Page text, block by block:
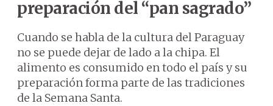
preparación del “pan sagrado”
Cuando se habla de la cultura del Paraguay
no se puede dejar de lado a la chipa. El
alimento es consumido en todo el país y su
preparación forma parte de las tradiciones
de la Semana Santa.